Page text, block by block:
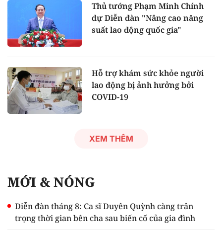
Thủ tướng Phạm Minh Chính
dự Diễn đàn "Nâng cao năng
suất lao động quốc gia"
Hỗ trợ khám sức khỏe người
lao động bị ảnh hưởng bởi
COVID-19
XEM THÊM
MỚI & NÓNG
Diễn đàn tháng 8: Ca sĩ Duyên Quỳnh càng trân
trọng thời gian bên cha sau biến cố của gia đình